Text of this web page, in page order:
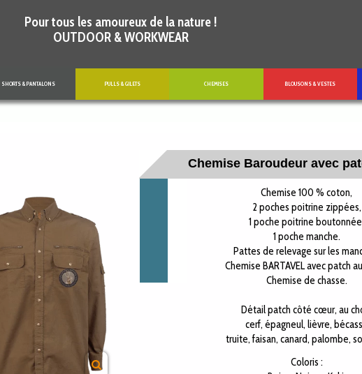
Pour tous les amoureux de la nature !
OUTDOOR & WORKWEAR
SHORTS & PANTALONS PULLS & GILETS CHEMISES BLOUSONS & VESTES
Chemise Baroudeur avec
Chemise 100 % coton,
2 poches poitrine zippées,
1 poche poitrine
1 poche manche.
Pattes de relevage sur les
Chemise BARTAVEL avec patch
Chemise de chasse.
Détail patch côté cœur, au
cerf, épagneul, lièvre,
truite, faisan, canard, palombe,
Coloris :